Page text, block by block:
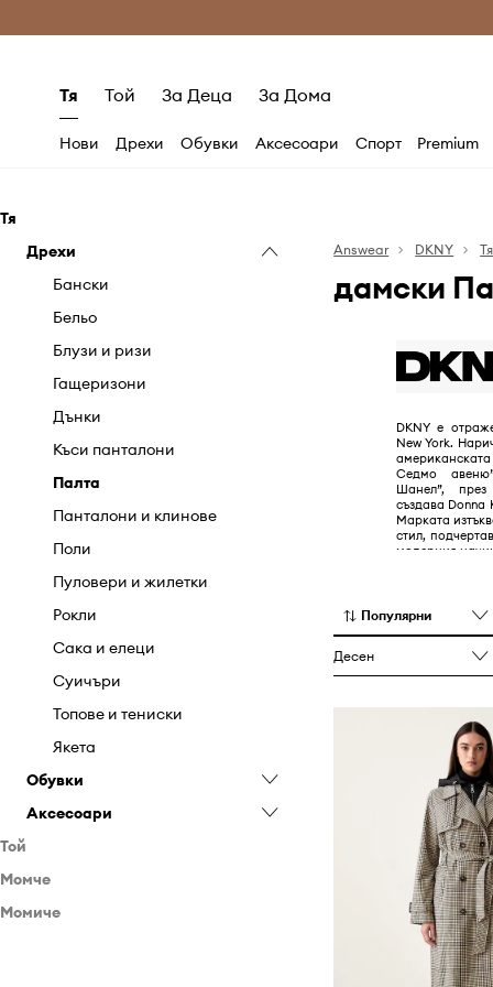
Безплатни
Тя Той За Деца За Дома
Нови Дрехи Обувки Аксесоари Спорт Premium
Тя
Дрехи
Бански
Бельо
Блузи и ризи
Гащеризони
Дънки
Къси панталони
Палта
Панталони и клинове
Поли
Пуловери и жилетки
Рокли
Сака и елеци
Суичъри
Топове и тениски
Якета
Обувки
Балеринки
Еспадрили
Аксесоари
Колани
Той
Аксесоари
Кейсове и калъфи
Момче
Дрехи
Момиче
Answear DKNY Тя
дамски
DKNY е
New York.
Седмо
Шанел”,
създава Donna
Марката
стил,
модерния
Популярни
Десен